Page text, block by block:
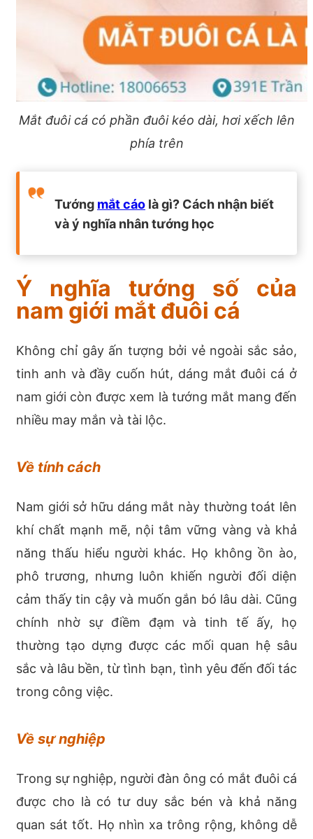
Mắt đuôi cá có phần đuôi kéo dài, hơi xếch lên
phía trên
Tướng mắt cáo là gì? Cách nhận biết
và ý nghĩa nhân tướng học
Ý nghĩa tướng số của
nam giới mắt đuôi cá
Không chỉ gây ấn tượng bởi vẻ ngoài sắc sảo,
tinh anh và đầy cuốn hút, dáng mắt đuôi cá ở
nam giới còn được xem là tướng mắt mang đến
nhiều may mắn và tài lộc.
Về tính cách
Nam giới sở hữu dáng mắt này thường toát lên
khí chất mạnh mẽ, nội tâm vững vàng và khả
năng thấu hiểu người khác. Họ không ồn ào,
phô trương, nhưng luôn khiến người đối diện
cảm thấy tin cậy và muốn gắn bó lâu dài. Cũng
chính nhờ sự điềm đạm và tinh tế ấy, họ
thường tạo dựng được các mối quan hệ sâu
sắc và lâu bền, từ tình bạn, tình yêu đến đối tác
trong công việc.
Về sự nghiệp
Trong sự nghiệp, người đàn ông có mắt đuôi cá
được cho là có tư duy sắc bén và khả năng
quan sát tốt. Họ nhìn xa trông rộng, không dễ